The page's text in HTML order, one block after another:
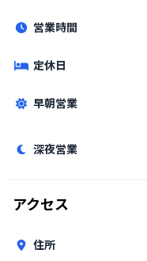
営業時間
定休日
早朝営業
深夜営業
アクセス
住所